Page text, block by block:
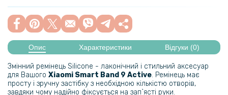
1 799 грн
Фітнес – браслет Xiaomi Smart Band 9 Active BHR08L3GL
300mAh, Purple
Опис Характеристики Відгуки (0)
Змінний ремінець Silicone - лаконічний і стильний аксесуар
для Вашого Xiaomi Smart Band 9 Active. Ремінець має
просту і зручну застібку з необхідною кількістю отворів,
завдяки чому надійно фіксується на зап`ясті руки.